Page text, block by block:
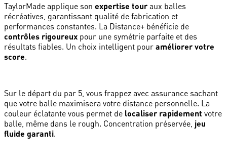
TaylorMade applique son expertise tour aux balles
récréatives, garantissant qualité de fabrication et
performances constantes. La Distance+ bénéficie de
contrôles rigoureux pour une symétrie parfaite et des
résultats fiables. Un choix intelligent pour améliorer votre
score.
Sur le départ du par 5, vous frappez avec assurance sachant
que votre balle maximisera votre distance personnelle. La
couleur éclatante vous permet de localiser rapidement votre
balle, même dans le rough. Concentration préservée, jeu
fluide garanti.